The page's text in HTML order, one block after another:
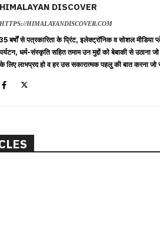
HIMALAYAN DISCOVER
HTTPS://HIMALAYANDISCOVER.COM
35 बर्षों से पत्रकारिता के प्रिंट, इलेक्ट्रॉनिक व सोशल मीडिया
पर्यटन, धर्म-संस्कृति सहित तमाम उन मुद्दों को बेबाकी से
के लिए लाभप्रद हो व हर उस सकारात्मक पहलु की बात करना जो